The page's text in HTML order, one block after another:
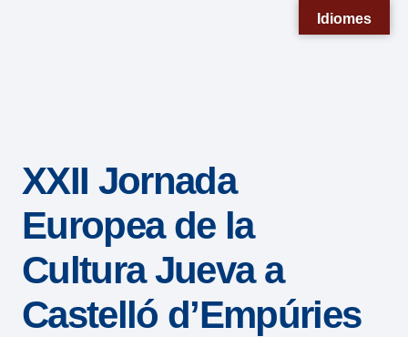
sistema
accesibilidad.
XXII Jornada
Europea de la
Cultura Jueva a
Castelló d’Empúries
Idiomes